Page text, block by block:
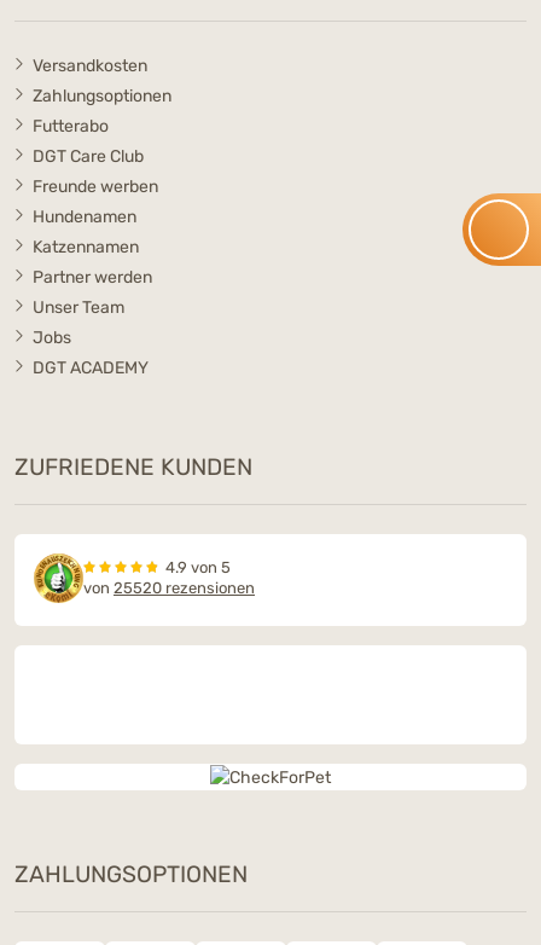
Versandkosten
Zahlungsoptionen
Futterabo
DGT Care Club
Freunde werben
Hundenamen
Katzennamen
Partner werden
Unser Team
Jobs
DGT ACADEMY
ZUFRIEDENE KUNDEN
4.9 von 5
von 25520 rezensionen
ZAHLUNGSOPTIONEN